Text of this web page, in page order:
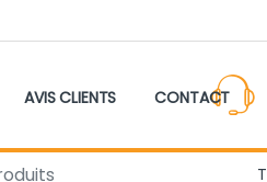
AVIS CLIENTS CONTACT